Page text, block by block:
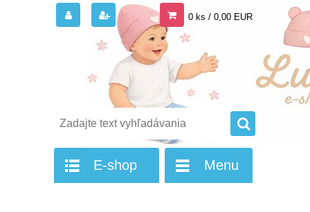
0 ks / 0,00 EUR
E-shop Menu